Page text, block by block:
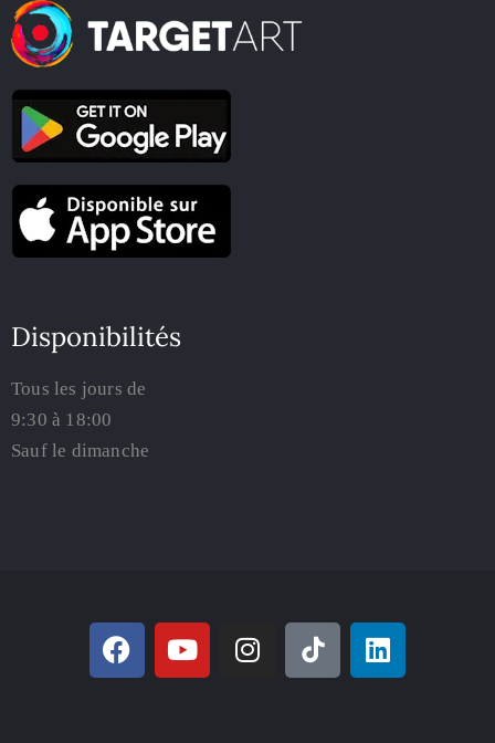
Disponibilités
Tous les jours de
9:30 à 18:00
Sauf le dimanche